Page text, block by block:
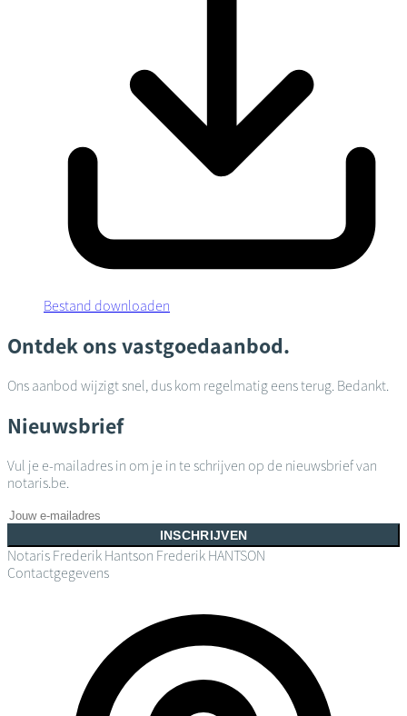
Bestand downloaden
Ontdek ons vastgoedaanbod.
Ons aanbod wijzigt snel, dus kom regelmatig eens terug. Bedankt.
Nieuwsbrief
Vul je e-mailadres in om je in te schrijven op de nieuwsbrief van
notaris.be.
INSCHRIJVEN
Notaris Frederik Hantson Frederik HANTSON
Contactgegevens